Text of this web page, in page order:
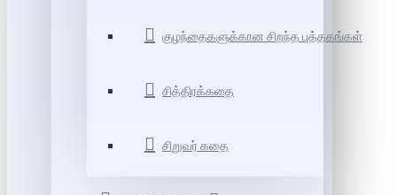
குழந்தைகளுக்கான சிறந்த புத்தகங்கள்
சித்திரக்கதை
சிறுவர் கதை